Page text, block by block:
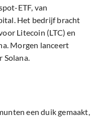
ETF, van
Het bedrijf bracht
Litecoin (LTC) en
Morgen lanceert
Solana.
een duik gemaakt,